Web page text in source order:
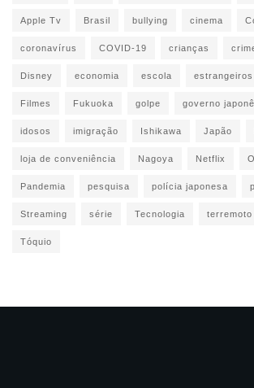
Apple Tv Brasil bullying cinema
coronavírus COVID-19 crianças
Disney economia escola estrangeiros
Filmes Fukuoka golpe governo
idosos imigração Ishikawa Japão
loja de conveniência Nagoya Netflix
Pandemia pesquisa polícia japonesa
Streaming série Tecnologia terremoto
Tóquio